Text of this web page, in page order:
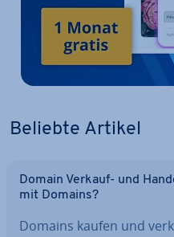
Beliebte Artikel
Domain Verkauf- und
mit Domains?
Domains kaufen und